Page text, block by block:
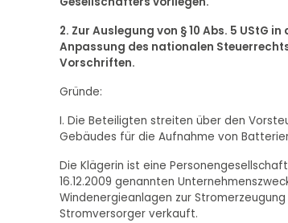
2. Zur Auslegung von § 10 Abs. 5 UStG
Anpassung des nationalen
Vorschriften.
Gründe:
I. Die Beteiligten streiten über den
Gebäudes für die Aufnahme von
Die Klägerin ist eine
16.12.2009 genannten
Windenergieanlagen zur
Stromversorger verkauft.